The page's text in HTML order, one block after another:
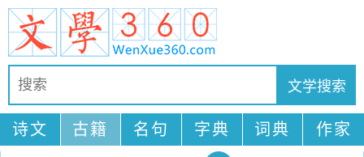
诗文 古籍 名句 字典 词典 作家